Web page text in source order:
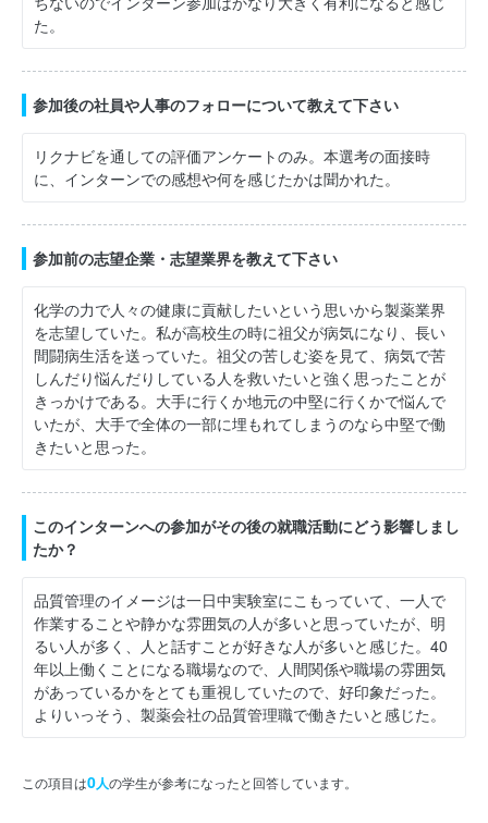
た。
参加後の社員や人事のフォローについて教えて下さい
リクナビを通しての評価アンケートのみ。本選考の面接時
に、インターンでの感想や何を感じたかは聞かれた。
参加前の志望企業・志望業界を教えて下さい
化学の力で人々の健康に貢献したいという思いから製薬業界
を志望していた。私が高校生の時に祖父が病気になり、長い
間闘病生活を送っていた。祖父の苦しむ姿を見て、病気で苦
しんだり悩んだりしている人を救いたいと強く思ったことが
きっかけである。大手に行くか地元の中堅に行くかで悩んで
いたが、大手で全体の一部に埋もれてしまうのなら中堅で働
きたいと思った。
このインターンへの参加がその後の就職活動にどう影響しまし
たか？
品質管理のイメージは一日中実験室にこもっていて、一人で
作業することや静かな雰囲気の人が多いと思っていたが、明
るい人が多く、人と話すことが好きな人が多いと感じた。40
年以上働くことになる職場なので、人間関係や職場の雰囲気
があっているかをとても重視していたので、好印象だった。
よりいっそう、製薬会社の品質管理職で働きたいと感じた。
この項目は0人の学生が参考になったと回答しています。